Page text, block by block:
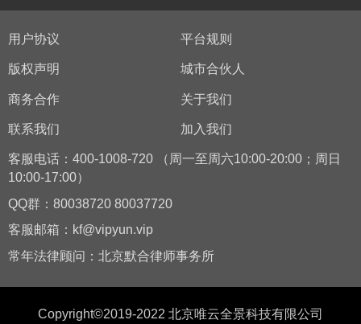
用户协议 平台规则
版权声明 城市合伙人
商务合作 关于我们
联系我们 加入我们
客服电话：400-1008-720 （周一至周六10:00-20:00；周日
10:00-17:00）
QQ群：80038720 80037720
客服邮箱：kf@vipyun.vip
常年法律顾问：北京默合律师事务所
Copyright©2019-2022 北京唯云全景科技有限公司